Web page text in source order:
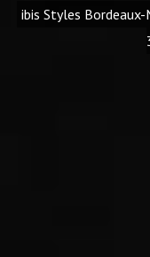
ibis Styles Bordeaux-